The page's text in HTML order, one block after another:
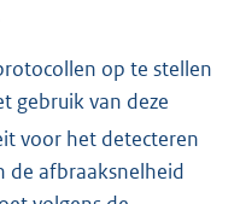
op te stellen
gebruik van deze
voor het detecteren
de afbraaksnelheid